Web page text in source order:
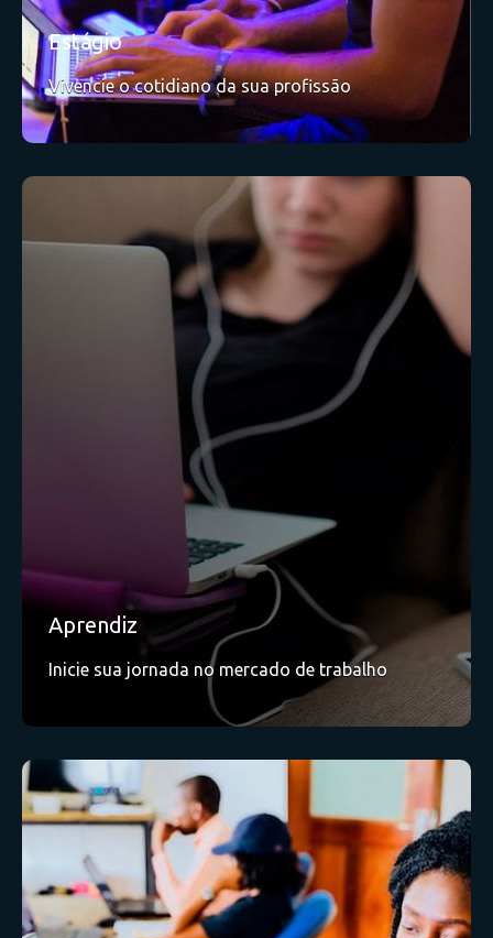
Estágio
Vivencie o cotidiano da sua profissão
Aprendiz
Inicie sua jornada no mercado de trabalho